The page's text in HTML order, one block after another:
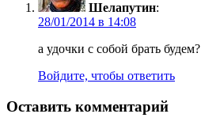
Шелапутин:
28/01/2014 в 14:08
а удочки с собой брать будем?
Войдите, чтобы ответить
Оставить комментарий